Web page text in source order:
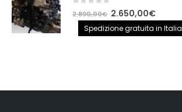
out of 5
2.890,00€ Il
prezzo
2.650,00€Il
prezzo
Spedizione gratuita in Italia